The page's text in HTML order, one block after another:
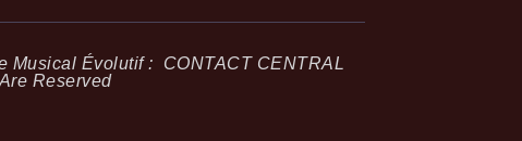
Musical Évolutif : CONTACT CENTRAL
Reserved